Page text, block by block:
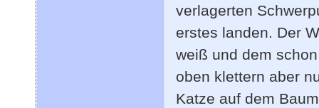
verlagerten
erstes landen. Der
weiß und dem
oben klettern aber
Katze auf dem